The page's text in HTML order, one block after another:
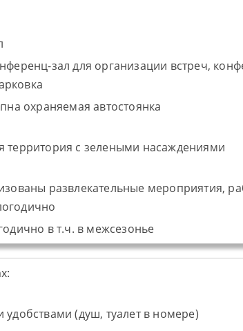
зал для организации встреч,
охраняемая автостоянка
территория с зелеными насаждениями
развлекательные мероприятия,
в т.ч. в межсезонье
(душ, туалет в номере)